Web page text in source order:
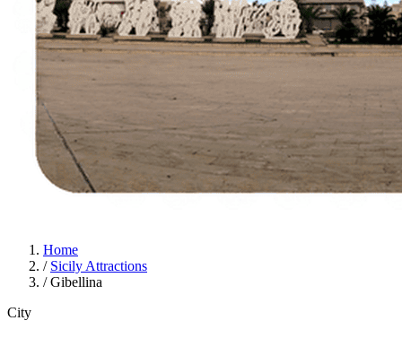
Home
/ Sicily Attractions
/ Gibellina
City